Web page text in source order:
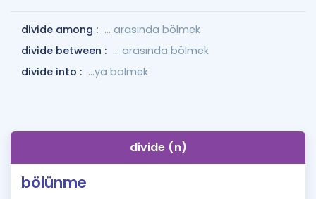
divide among : ... arasında bölmek
divide between : ... arasında bölmek
divide into : …ya bölmek
divide (n)
bölünme